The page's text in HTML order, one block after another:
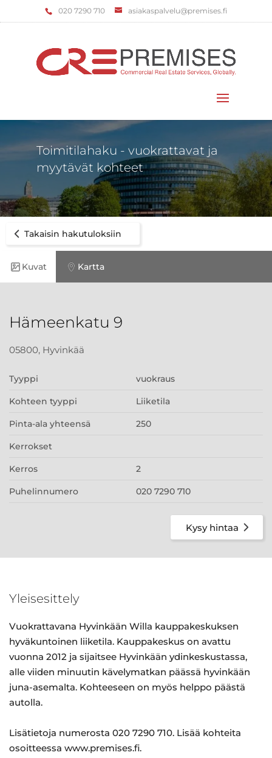
‌020 7290 710 asiakaspalvelu@premises.fi
Toimitilahaku - vuokrattavat ja
myytävät kohteet
Takaisin hakutuloksiin
Kuvat Kartta
Hämeenkatu 9
05800, Hyvinkää
Tyyppi vuokraus
Kohteen tyyppi Liiketila
Pinta-ala yhteensä 250
Kerrokset
Kerros 2
Puhelinnumero 020 7290 710
Kysy hintaa
Yleisesittely
Vuokrattavana Hyvinkään Willa kauppakeskuksen
hyväkuntoinen liiketila. Kauppakeskus on avattu
vuonna 2012 ja sijaitsee Hyvinkään ydinkeskustassa,
alle viiden minuutin kävelymatkan päässä hyvinkään
juna-asemalta. Kohteeseen on myös helppo päästä
autolla.
Lisätietoja numerosta 020 7290 710. Lisää kohteita
osoitteessa www.premises.fi.